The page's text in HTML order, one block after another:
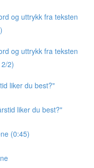
og uttrykk fra teksten
og uttrykk fra teksten
2)
liker du best?"
liker du best?"
(0:45)